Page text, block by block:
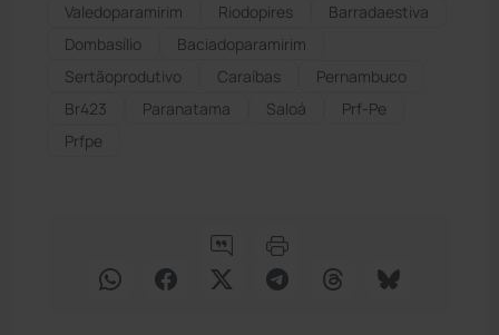
Valedoparamirim
Riodopires
Barradaestiva
Dombasílio
Baciadoparamirim
Sertãoprodutivo
Caraíbas
Pernambuco
Br423
Paranatama Saloá
Prf-Pe
Prfpe